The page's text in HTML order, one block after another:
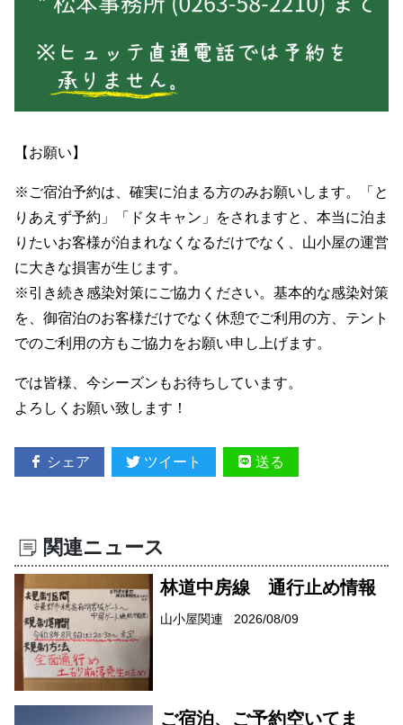
【お願い】
※ご宿泊予約は、確実に泊まる方のみお願いします。「と
りあえず予約」「ドタキャン」をされますと、本当に泊ま
りたいお客様が泊まれなくなるだけでなく、山小屋の運営
に大きな損害が生じます。
※引き続き感染対策にご協力ください。基本的な感染対策
を、御宿泊のお客様だけでなく休憩でご利用の方、テント
でのご利用の方もご協力をお願い申し上げます。
では皆様、今シーズンもお待ちしています。
よろしくお願い致します！
シェア ツイート 送る
関連ニュース
林道中房線 通行止め情報
山小屋関連 2026/08/09
ご宿泊、ご予約空いてま